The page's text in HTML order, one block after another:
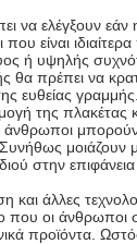
να ελέγξουν εάν
είναι
ή υψηλής
θα πρέπει να
ευθείας
της πλακέτας
άνθρωποι
μοιάζουν
στην
και άλλες
οι άνθρωποι
προϊόντα.